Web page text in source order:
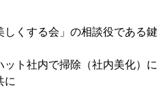
くする会」の相談役である鍵
ト社内で掃除（社内美化）に
に